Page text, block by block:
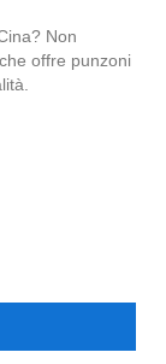
Non
offre punzoni